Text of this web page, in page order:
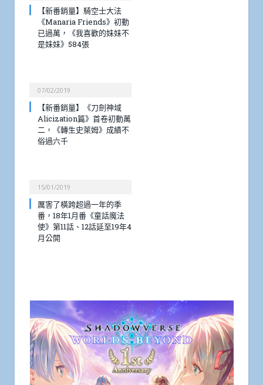
【新番銷量】騎空士大法
《Manaria Friends》初動
已過萬，《我喜歡的妹妹不
是妹妹》584張
07/02/2019
【新番銷量】《刀劍神域
Alicization篇》首卷初動萬
二，《轉生史萊姆》成績不
俗過六千
15/01/2019
厲害了橫跨超過一年的季
番，18年1月番《童話魔法
使》第11話、12話延至19年4
月公開